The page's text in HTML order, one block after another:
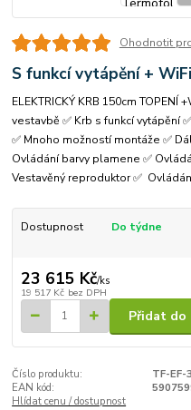
Ohodnotit
S funkcí vytápění +
ELEKTRICKÝ KRB 150cm TOPENÍ
vestavbě ✅ Krb s funkcí vytápění
✅ Mnoho možností montáže ✅
Ovládání barvy plamene ✅
Vestavěný reproduktor ✅
Dostupnost Do týdne
23 615 Kč/ks
19 517 Kč bez DPH
Přidat do
Číslo produktu:
TF-EF-
EAN kód:
Hlídat cenu / dostupnost